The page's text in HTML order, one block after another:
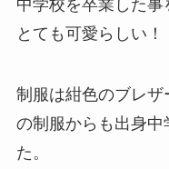
中学校を卒業した
とても可愛らしい！
制服は紺色のブレザ
の制服からも出身中
た。